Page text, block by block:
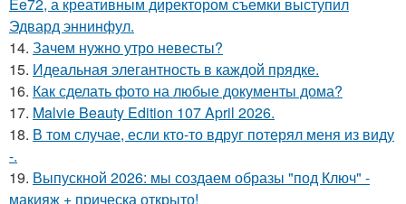
Эдвард эннинфул.
14. Зачем нужно утро невесты?
15. Идеальная элегантность в каждой прядке.
16. Как сделать фото на любые документы дома?
17. Malvie Beauty Edition 107 April 2026.
18. В том случае, если кто-то вдруг потерял меня из виду
-.
19. Выпускной 2026: мы создаем образы "под Ключ" -
макияж + прическа открыто!